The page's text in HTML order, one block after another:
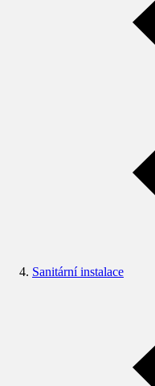
Sanitární instalace